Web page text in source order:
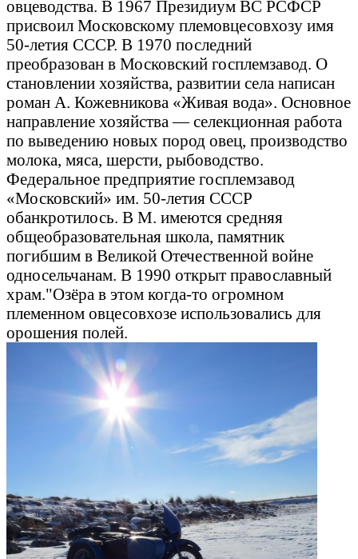
овцеводства. В 1967 Президиум ВС РСФСР
присвоил Московскому племовцесовхозу имя
50-летия СССР. В 1970 последний
преобразован в Московский госплемзавод. О
становлении хозяйства, развитии села написан
роман А. Кожевникова «Живая вода». Основное
направление хозяйства — селекционная работа
по выведению новых пород овец, производство
молока, мяса, шерсти, рыбоводство.
Федеральное предприятие госплемзавод
«Московский» им. 50-летия СССР
обанкротилось. В М. имеются средняя
общеобразовательная школа, памятник
погибшим в Великой Отечественной войне
односельчанам. В 1990 открыт православный
храм."Озёра в этом когда-то огромном
племенном овцесовхозе использовались для
орошения полей.